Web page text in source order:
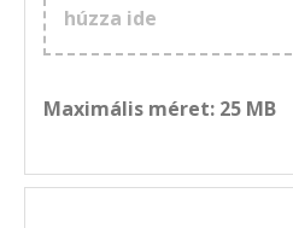
húzza ide
Maximális méret: 25 MB